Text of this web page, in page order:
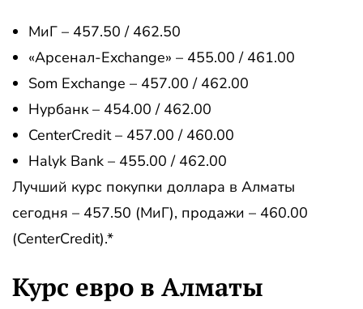
МиГ – 457.50 / 462.50
«Арсенал-Exchange» – 455.00 / 461.00
Som Exchange – 457.00 / 462.00
Нурбанк – 454.00 / 462.00
CenterCredit – 457.00 / 460.00
Halyk Bank – 455.00 / 462.00
Лучший курс покупки доллара в Алматы
сегодня – 457.50 (МиГ), продажи – 460.00
(CenterCredit).*
Курс евро в Алматы